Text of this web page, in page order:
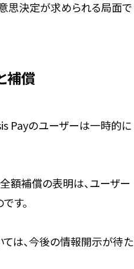
思決定が求められる局面で
補償
Payのユーザーは一時的に
全額補償の表明は、ユーザー
す。
は、今後の情報開示が待た